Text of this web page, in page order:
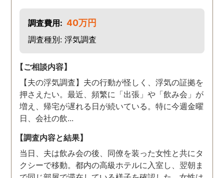
願いします。 この度はあり
がとうございました！！
調査費用: 40万円
調査種別: 浮気調査
【ご相談内容】
【夫の浮気調査】夫の行動が怪しく、浮気の証拠を
押さえたい。最近、頻繁に「出張」や「飲み会」が
増え、帰宅が遅れる日が続いている。特に今週金曜
日、会社の飲...
【調査内容と結果】
当日、夫は飲み会の後、同僚を装った女性と共にタ
クシーで移動。都内の高級ホテルに入室し、翌朝ま